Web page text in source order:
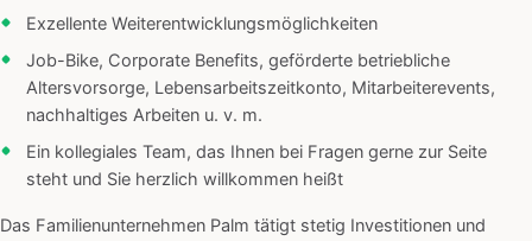
Exzellente Weiterentwicklungsmöglichkeiten
Job-Bike, Corporate Benefits, geförderte betriebliche
Altersvorsorge, Lebensarbeitszeitkonto, Mitarbeiterevents,
nachhaltiges Arbeiten u. v. m.
Ein kollegiales Team, das Ihnen bei Fragen gerne zur Seite
steht und Sie herzlich willkommen heißt
Das Familienunternehmen Palm tätigt stetig Investitionen und